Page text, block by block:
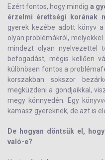
Ezért fontos, hogy mindig a
érzelmi érettségi korának
gyerek kezébe adott könyv
olyan problémákról,
mindezt olyan nyelvezettel
befogadást, mégis kellően
különösen fontos a
korszakban sokszor
megküzdeni a gondjaikkal,
megy könnyedén. Egy
kamasz gyereknek, de azt is
De hogyan döntsük el,
való-e?